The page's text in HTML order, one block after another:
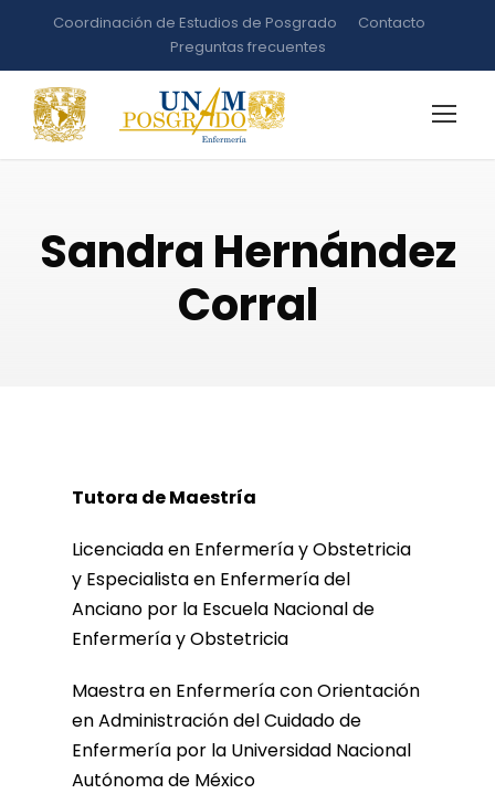
Coordinación de Estudios de Posgrado
Contacto
Preguntas frecuentes
Sandra Hernández
Corral
Tutora de Maestría
Licenciada en Enfermería y Obstetricia
y Especialista en Enfermería del
Anciano por la Escuela Nacional de
Enfermería y Obstetricia
Maestra en Enfermería con Orientación
en Administración del Cuidado de
Enfermería por la Universidad Nacional
Autónoma de México